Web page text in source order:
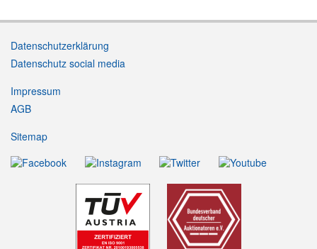
Datenschutzerklärung
Datenschutz social media
Impressum
AGB
Sitemap